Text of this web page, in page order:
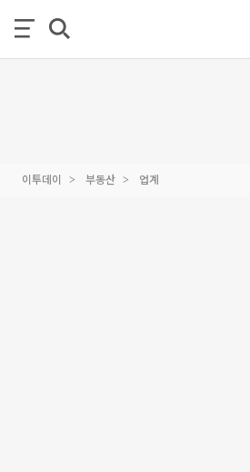
이투데이 부동산 업계